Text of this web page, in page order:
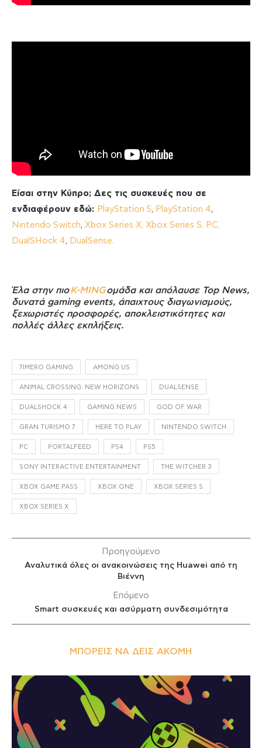
Είσαι στην Κύπρο; Δες τις συσκευές που σε
ενδιαφέρουν εδώ: PlayStation 5, PlayStation 4,
Nintendo Switch, Xbox Series X, Xbox Series S, PC,
DualSHock 4, DualSense.
Έλα στην πιοK-MINGομάδα και απόλαυσε Top News,
δυνατά gaming events, άπαιχτους διαγωνισμούς,
ξεχωριστές προσφορές, αποκλειστικότητες και
πολλές άλλες εκπλήξεις.
7IMERO GAMING AMONG US
ANIMAL CROSSING: NEW HORIZONS DUALSENSE
DUALSHOCK 4 GAMING NEWS GOD OF WAR
GRAN TURISMO 7 HERE TO PLAY NINTENDO SWITCH
PC PORTALFEED PS4 PS5
SONY INTERACTIVE ENTERTAINMENT THE WITCHER 3
XBOX GAME PASS XBOX ONE XBOX SERIES S
XBOX SERIES X
Προηγούμενο
Αναλυτικά όλες οι ανακοινώσεις της Huawei από τη
Βιέννη
Επόμενο
Smart συσκευές και ασύρματη συνδεσιμότητα
ΜΠΟΡΕΊΣ ΝΑ ΔΕΙΣ ΑΚΌΜΗ